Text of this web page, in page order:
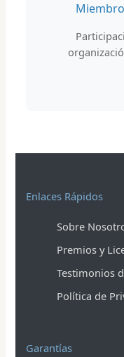
Enlaces Rápidos
Sobre
Premios y
Testimonios
Política de
Garantías